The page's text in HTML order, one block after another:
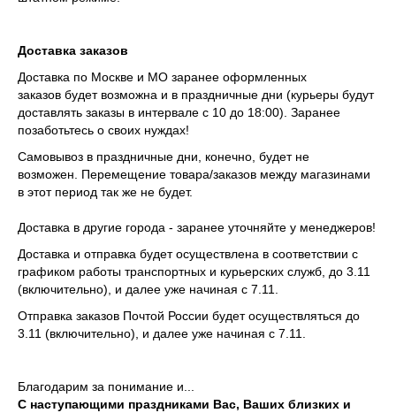
Доставка заказов
Доставка по Москве и МО заранее оформленных
заказов будет возможна и в праздничные дни (курьеры будут
доставлять заказы в интервале с 10 до 18:00). Заранее
позаботьтесь о своих нуждах!
Самовывоз в праздничные дни, конечно, будет не
возможен. Перемещение товара/заказов между магазинами
в этот период так же не будет.
Доставка в другие города - заранее уточняйте у менеджеров!
Доставка и отправка будет осуществлена в соответствии с
графиком работы транспортных и курьерских служб, до 3.11
(включительно), и далее уже начиная с 7.11.
Отправка заказов Почтой России будет осуществляться до
3.11 (включительно), и далее уже начиная с 7.11.
Благодарим за понимание и...
С наступающими праздниками Вас, Ваших близких и